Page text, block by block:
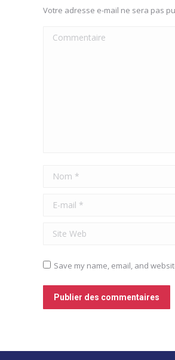
Votre adresse e-mail ne sera pas
Commentaire
Nom *
E-mail *
Site Web
Save my name, email, and
Publier des commentaires